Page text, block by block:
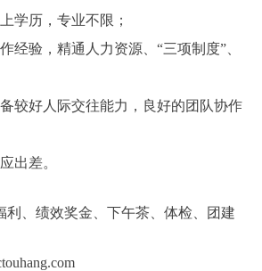
学历，专业不限；
经验，精通人力资源、“三项制度”、
较好人际交往能力，良好的团队协作
出差。
利、绩效奖金、下午茶、体检、团建